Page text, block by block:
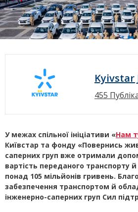
Kyivstar
455
У межах спільної ініціативи «Нам
Київстар та фонду «Повернись
саперних груп вже отримали
вартість переданого транспорту
понад 105 мільйонів гривень.
забезпечення транспортом й
інженерно-саперних груп Сил